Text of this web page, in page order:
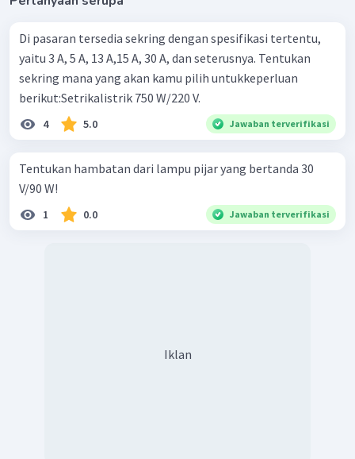
Di pasaran tersedia sekring dengan spesifikasi tertentu,
yaitu 3 A, 5 A, 13 A,15 A, 30 A, dan seterusnya. Tentukan
sekring mana yang akan kamu pilih untukkeperluan
berikut:Setrikalistrik 750 W/220 V.
4 5.0 Jawaban terverifikasi
Tentukan hambatan dari lampu pijar yang bertanda 30
V/90 W!
1 0.0 Jawaban terverifikasi
Iklan